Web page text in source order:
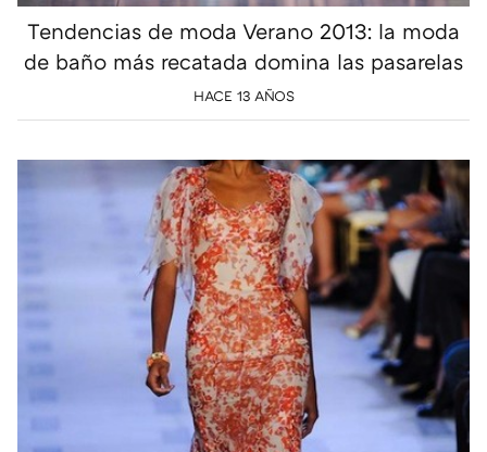
Tendencias de moda Verano 2013: la moda
de baño más recatada domina las pasarelas
HACE 13 AÑOS